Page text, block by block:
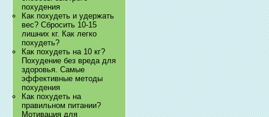
похудения
Как похудеть и удержать
вес? Сбросить 10-15
лишних кг. Как легко
похудеть?
Как похудеть на 10 кг?
Похудение без вреда для
здоровья. Самые
эффективные методы
похудения
Как похудеть на
правильном питании?
Мотивация для